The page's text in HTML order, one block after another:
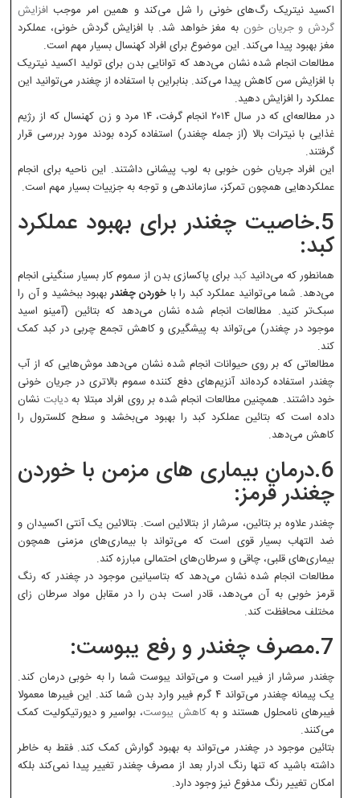
اکسید نیتریک رگ‌های خونی را شل می‌کند و همین امر موجب افزایش
گردش و جریان خون به مغز خواهد شد. با افزایش گردش خونی، عملکرد
مغز بهبود پیدا می‌کند. این موضوع برای افراد کهنسال بسیار مهم است.
مطالعات انجام شده نشان می‌دهد که توانایی بدن برای تولید اکسید نیتریک
با افزایش سن کاهش پیدا می‌کند. بنابراین با استفاده از چغندر می‌توانید این
عملکرد را افزایش دهید.
در مطالعه‌ای که در سال ۲۰۱۴ انجام گرفت، ۱۴ مرد و زن کهنسال که از رژیم
غذایی با نیترات بالا (از جمله چغندر) استفاده کرده بودند مورد بررسی قرار
گرفتند.
این افراد جریان خون خوبی به لوب پیشانی داشتند. این ناحیه برای انجام
عملکردهایی همچون تمرکز، سازماندهی و توجه به جزییات بسیار مهم است.
5.خاصیت چغندر برای بهبود عملکرد
کبد:
همانطور که می‌دانید کبد برای پاکسازی بدن از سموم کار بسیار سنگینی انجام
می‌دهد. شما می‌توانید عملکرد کبد را با خوردن چغندربهبود ببخشید و آن را
سبک‌تر کنید. مطالعات انجام شده نشان می‌دهد که بتائین (آمینو اسید
موجود در چغندر) می‌تواند به پیشگیری و کاهش تجمع چربی در کبد کمک
کند.
مطالعاتی که بر روی حیوانات انجام شده نشان می‌دهد موش‌هایی که از آب
چغندر استفاده کرده‌اند آنزیم‌های دفع کننده سموم بالاتری در جریان خونی
خود داشتند. همچنین مطالعات انجام شده بر روی افراد مبتلا بهدیابت نشان
داده است که بتائین عملکرد کبد را بهبود می‌بخشد و سطح کلسترول را
کاهش می‌دهد.
6.درمان بیماری های مزمن با خوردن
چغندر قرمز:
چغندر علاوه بر بتائین، سرشار از بتالائین است. بتالائین یک آنتی اکسیدان و
ضد التهاب بسیار قوی است که می‌تواند با بیماری‌های مزمنی همچون
بیماری‌های قلبی، چاقی و سرطان‌های احتمالی مبارزه کند.
مطالعات انجام شده نشان می‌دهد که بتاسیانین موجود در چغندر که رنگ
قرمز خوبی به آن می‌دهد، قادر است بدن را در مقابل مواد سرطان زای
مختلف محافظت کند.
7.مصرف چغندر و رفع یبوست:
چغندر سرشار از فیبر است و می‌تواند یبوست شما را به خوبی درمان کند.
یک پیمانه چغندر می‌تواند ۴ گرم فیبر وارد بدن شما کند. این فیبرها معمولا
فیبرهای نامحلول هستند و بهکاهش یبوست، بواسیر و دیورتیکولیت کمک
می‌کنند.
بتائین موجود در چغندر می‌تواند به بهبود گوارش کمک کند. فقط به خاطر
داشته باشید که تنها رنگ ادرار بعد از مصرف چغندر تغییر پیدا نمی‌کند بلکه
امکان تغییر رنگ مدفوع نیز وجود دارد.